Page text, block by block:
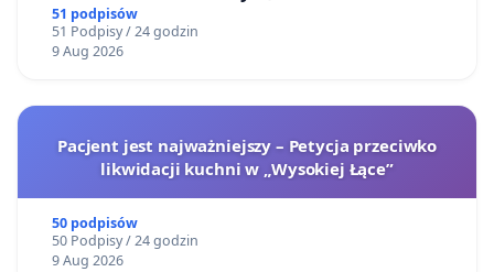
Stawów i na Lotnisku Muchowiec
51 podpisów
51 Podpisy / 24 godzin
9 Aug 2026
Pacjent jest najważniejszy – Petycja przeciwko
likwidacji kuchni w „Wysokiej Łące”
50 podpisów
50 Podpisy / 24 godzin
9 Aug 2026